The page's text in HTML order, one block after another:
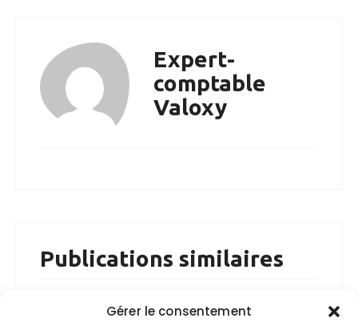
Gérer le consentement
Expert-
comptable
Valoxy
Publications similaires
Prime pour l’achat d’un